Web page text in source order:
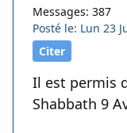
Messages: 387
Posté le: Lun 23
Citer
Il est permis
Shabbath 9